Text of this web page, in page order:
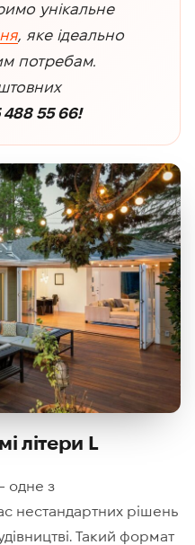
унікальне
, яке ідеально
потребам.
488 55 66!
літери L
одне з
нестандартних рішень
Такий формат